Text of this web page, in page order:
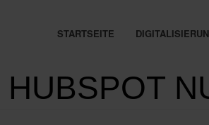
STARTSEITE